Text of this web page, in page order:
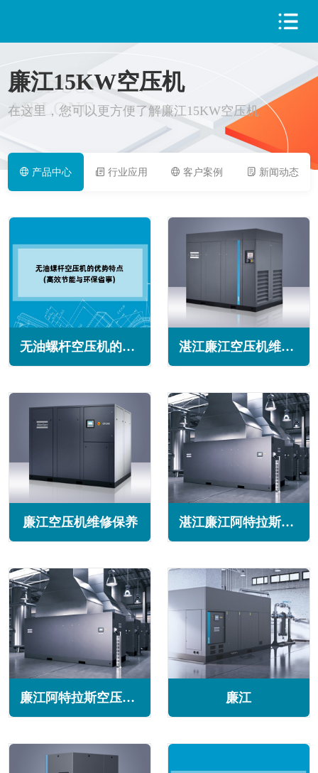
PRODUCT
AIRLONG
廉江15KW空压机
在这里，您可以更方便了解廉江15KW空压机
产品中心 行业应用 客户案例 新闻动态
无油螺杆空压机的优势特点(高效节能与环保省事) 湛江廉江空压机维修保养
廉江空压机维修保养 湛江廉江阿特拉斯空压机维修保养售后服务电话
廉江阿特拉斯空压机维修保养售后服务电话 廉江